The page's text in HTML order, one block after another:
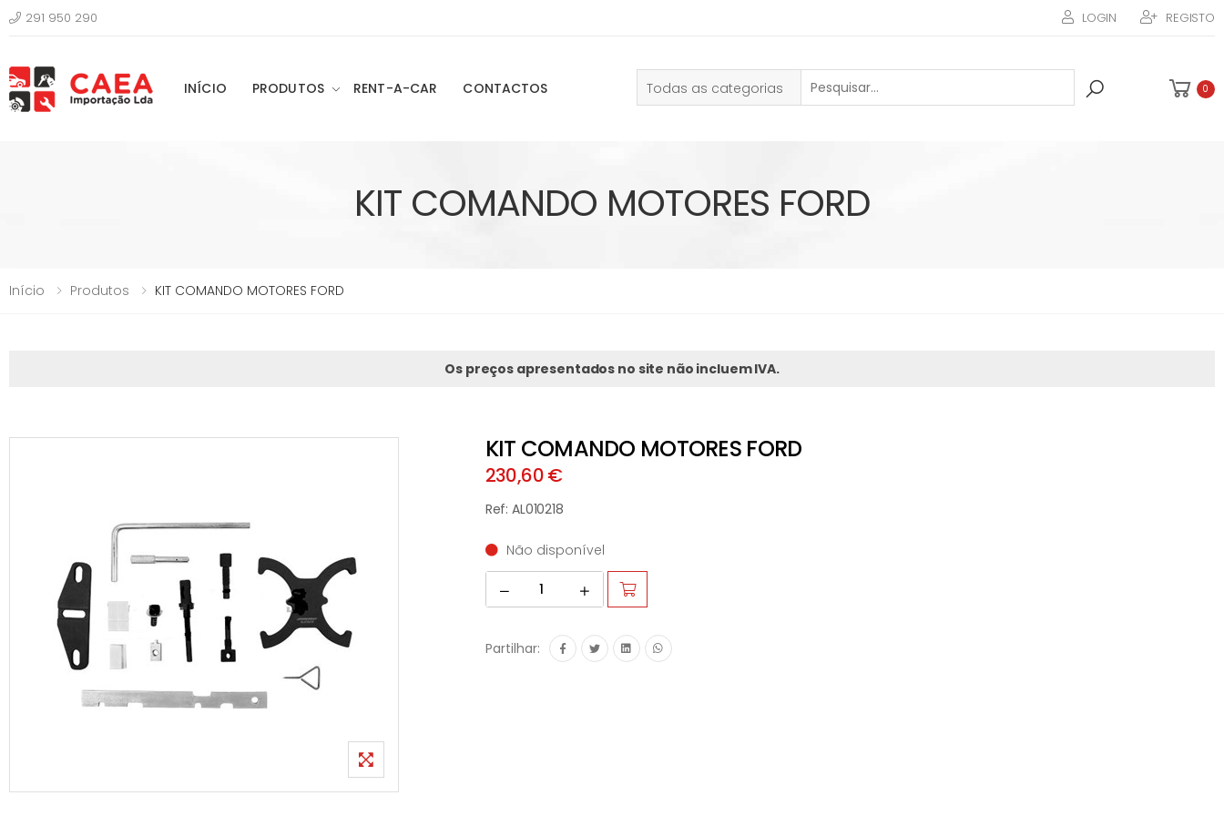
291 950 290 LOGIN REGISTO
INÍCIO PRODUTOS RENT-A-CAR CONTACTOS 0
Todas as categorias
KIT COMANDO MOTORES FORD
Início Produtos KIT COMANDO MOTORES FORD
Os preços apresentados no site não incluem IVA.
KIT COMANDO MOTORES FORD
230,60 €
Ref: AL010218
Não disponível
Partilhar: